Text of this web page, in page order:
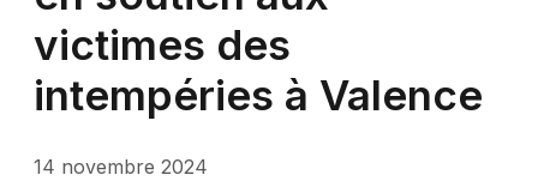
victimes des
intempéries à Valence
14 novembre 2024